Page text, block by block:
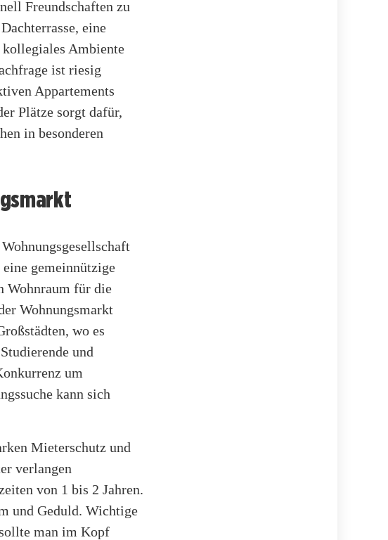
Freundschaften zu
eine
kollegiales Ambiente
ist riesig
Appartements
Plätze sorgt dafür,
in besonderen
gemeinnützige
Wohnraum für die
Wohnungsmarkt
wo es
und
um
kann sich
Mieterschutz und
verlangen
von 1 bis 2 Jahren.
und Geduld. Wichtige
man im Kopf